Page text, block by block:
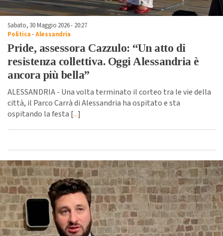
Sabato, 30 Maggio 2026 - 20:27
Politica-Alessandria
Pride, assessora Cazzulo: “Un atto di
resistenza collettiva. Oggi Alessandria è
ancora più bella”
ALESSANDRIA - Una volta terminato il corteo tra le vie della
città, il Parco Carrà di Alessandria ha ospitato e sta
ospitando la festa [...]